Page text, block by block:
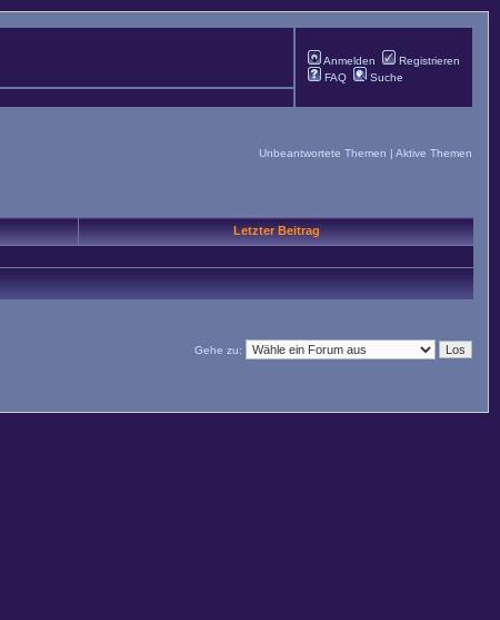
Anmelden
Registrieren
FAQ
Suche
Unbeantwortete Themen | Aktive Themen
Letzter Beitrag
Gehe zu: